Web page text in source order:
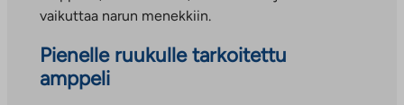
vaikuttaa narun menekkiin.
Pienelle ruukulle tarkoitettu
amppeli